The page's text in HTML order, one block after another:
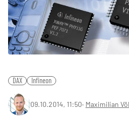
DAX Infineon
09.10.2014, 11:50‧ Maximilian